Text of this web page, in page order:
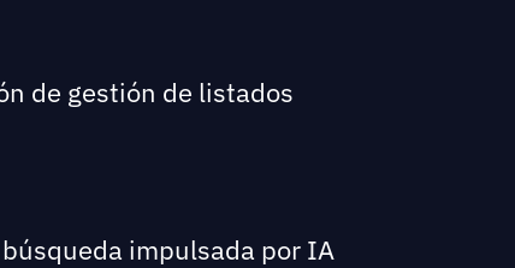
de gestión de listados
impulsada por IA